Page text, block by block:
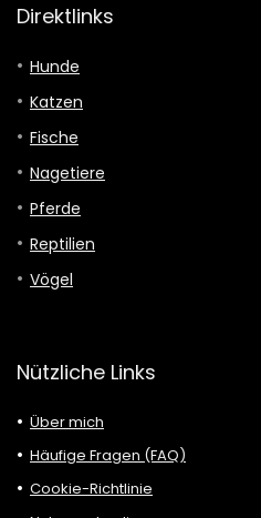
Direktlinks
Hunde
Katzen
Fische
Nagetiere
Pferde
Reptilien
Vögel
Nützliche Links
Über mich
Häufige Fragen (FAQ)
Cookie-Richtlinie